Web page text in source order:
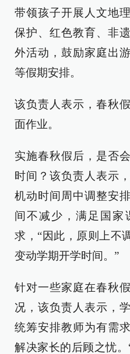
带领孩子开展人文地
保护、红色教育、非
外活动，鼓励家庭出
等假期安排。
该负责人表示，春秋
面作业。
实施春秋假后，是否
时间？该负责人表示
机动时间周中调整安
间不减少，满足国家
求，“因此，原则上不
变动学期开学时间。”
针对一些家庭在春秋
况，该负责人表示，
统筹安排教师为有需
解决家长的后顾之忧